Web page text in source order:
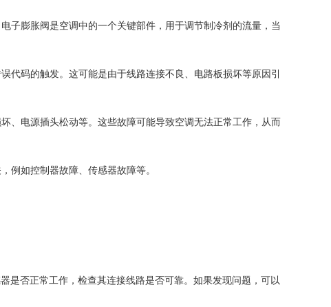
膨胀阀是空调中的一个关键部件，用于调节制冷剂的流量，当
码的触发。这可能是由于线路连接不良、电路板损坏等原因引
电源插头松动等。这些故障可能导致空调无法正常工作，从而
如控制器故障、传感器故障等。
否正常工作，检查其连接线路是否可靠。如果发现问题，可以